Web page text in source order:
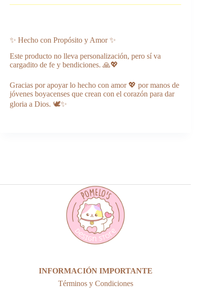
✨ Hecho con Propósito y Amor ✨
Este producto no lleva personalización, pero sí va
cargadito de fe y bendiciones. 🙏💖
Gracias por apoyar lo hecho con amor 💖 por manos de
jóvenes boyacenses que crean con el corazón para dar
gloria a Dios. 🕊️✨
INFORMACIÓN IMPORTANTE
Términos y Condiciones